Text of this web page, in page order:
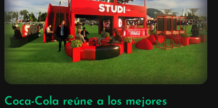
Coca-Cola reúne a los mejores